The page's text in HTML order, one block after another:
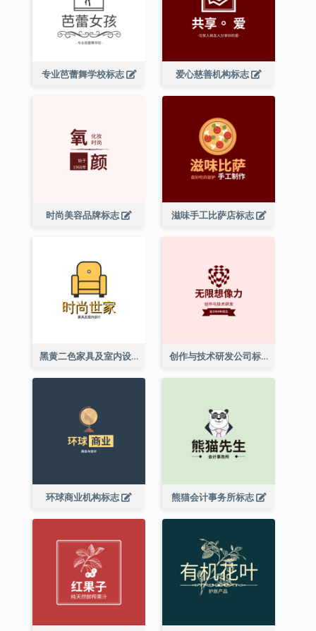
专业芭蕾舞学校标志 爱心慈善机构标志
时尚美容品牌标志 滋味手工比萨店标志
黑黄二色家具及室内设计标志 创作与技术研发公司标志
环球商业机构标志 熊猫会计事务所标志